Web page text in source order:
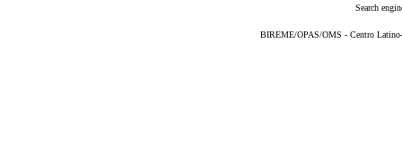
Search
BIREME/OPAS/OMS - Centro Latino-